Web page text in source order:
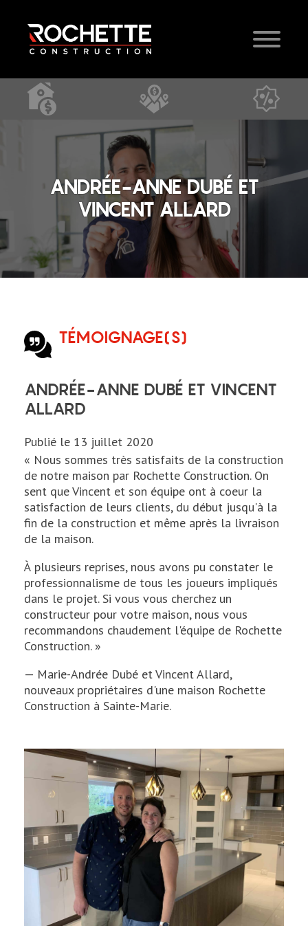
ANDRÉE-ANNE DUBÉ ET
VINCENT ALLARD
ANDRÉE-ANNE DUBÉ ET VINCENT
ALLARD
TÉMOIGNAGE(S)
Publié le 13 juillet 2020
« Nous sommes très satisfaits de la construction
de notre maison par Rochette Construction. On
sent que Vincent et son équipe ont à coeur la
satisfaction de leurs clients, du début jusqu'à la
fin de la construction et même après la livraison
de la maison.
À plusieurs reprises, nous avons pu constater le
professionnalisme de tous les joueurs impliqués
dans le projet. Si vous vous cherchez un
constructeur pour votre maison, nous vous
recommandons chaudement l'équipe de Rochette
Construction. »
— Marie-Andrée Dubé et Vincent Allard,
nouveaux propriétaires d'une maison Rochette
Construction à Sainte-Marie.